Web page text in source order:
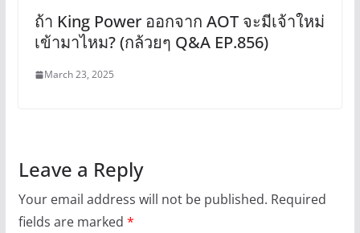
ถ้า King Power ออกจาก AOT จะมีเจ้าใหม่
เข้ามาไหม? (กล้วยๆ Q&A EP.856)
March 23, 2025
Leave a Reply
Your email address will not be published. Required
fields are marked *